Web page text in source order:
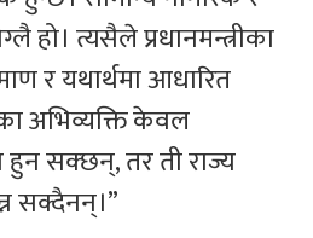
त्यसैले प्रधानमन्त्रीका
र यथार्थमा आधारित
अभिव्यक्ति केवल
हुन सक्छन्, तर ती राज्य
सक्दैनन्।”